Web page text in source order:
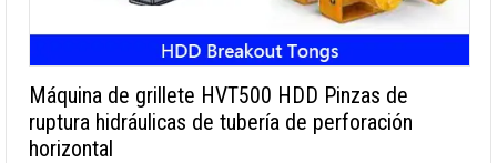
Máquina de grillete HVT500 HDD Pinzas de
ruptura hidráulicas de tubería de perforación
horizontal